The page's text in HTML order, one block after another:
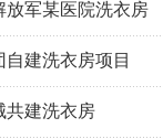
放军某医院洗衣房
建洗衣房项目
共建洗衣房